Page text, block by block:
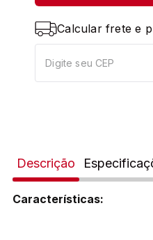
Calcular frete e
Descrição
Características: